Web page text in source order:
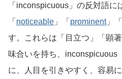
「inconspicuous」の反対語に
「 noticeable 」「 prominent」「
す。これらは「目立つ」「顕
味合いを持ち、inconspicuous
に、人目を引きやすく、容易